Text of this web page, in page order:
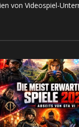
von Videospiel-